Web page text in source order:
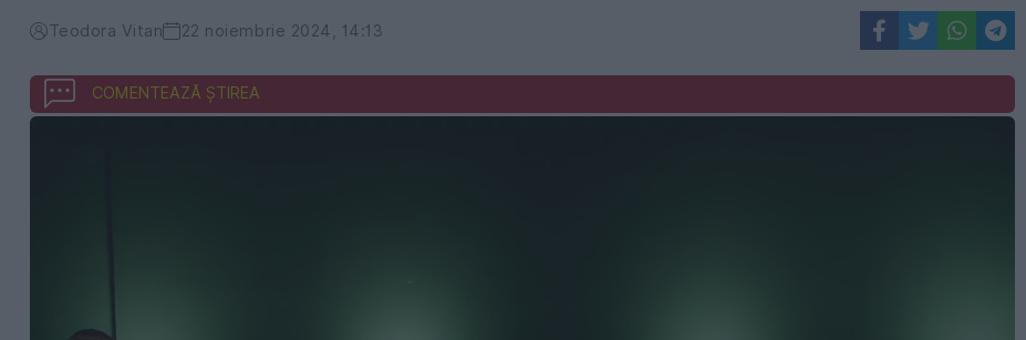
Teodora Vitan 22 noiembrie 2024, 14:13
COMENTEAZĂ ȘTIREA